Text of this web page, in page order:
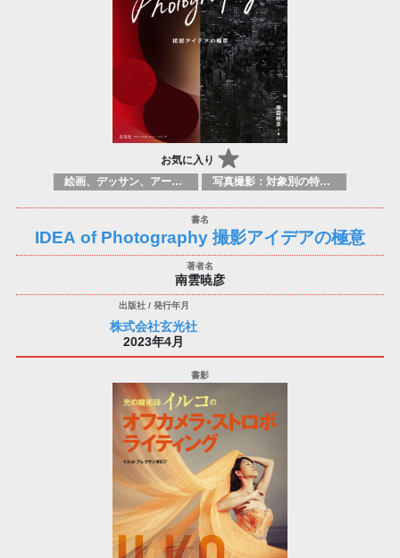
お気に入り
絵画、デッサン、アートマニュアル 写真撮影：対象別の特定のテクニック、原理
IDEA of Photography 撮影アイデアの極意
南雲暁彦
株式会社玄光社
2023年4月